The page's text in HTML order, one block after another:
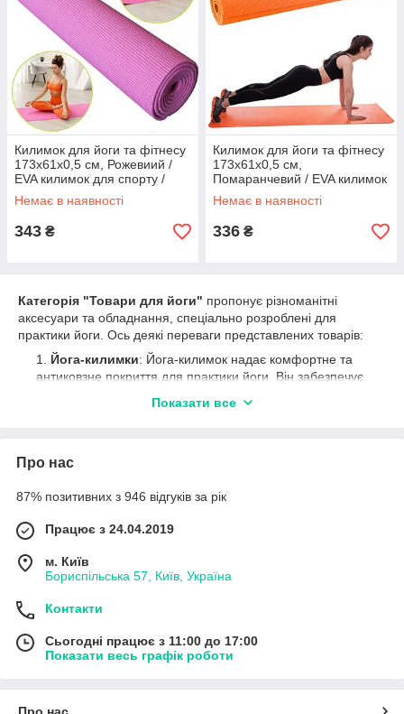
Килимок для йоги та фітнесу
173х61х0,5 см, Рожевиий /
EVA килимок для спорту /
Мат для йоги / Йогомат
Немає в наявності
343 ₴
Килимок для йоги та фітнесу
173х61х0,5 см,
Помаранчевий / EVA килимок
для спорту / Мат для йоги /
Йогомат
Немає в наявності
336 ₴
Категорія "Товари для йоги" пропонує різноманітні
аксесуари та обладнання, спеціально розроблені для
практики йоги. Ось деякі переваги представлених товарів:
Йога-килимки: Йога-килимок надає комфортне та
антиковзне покриття для практики йоги. Він забезпечує
вправ. Килимок також запобігає ковзанню,
та покращення позицій тіла під час йоги. Вони
гнучкість та рівновагу. Блоки також можуть
навантаження на суглоби.
Ремені
розширення діапазону рухів під час йоги. Вони
важко виконати без допомоги. Ремені сприяють
Болстери (ролики): Йога-болстери, також відомі як
стійкої бази у різних позиціях та допомагають
Показати все
Про нас
87% позитивних з 946 відгуків за рік
Працює з 24.04.2019
м. Київ
Бориспільська 57, Київ, Україна
Контакти
Сьогодні працює з 11:00 до 17:00
Показати весь графік роботи